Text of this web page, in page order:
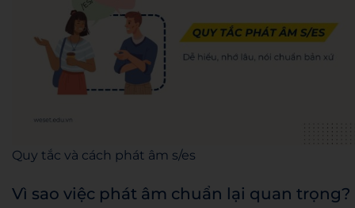
Quy tắc và cách phát âm s/es
Vì sao việc phát âm chuẩn lại quan trọng?